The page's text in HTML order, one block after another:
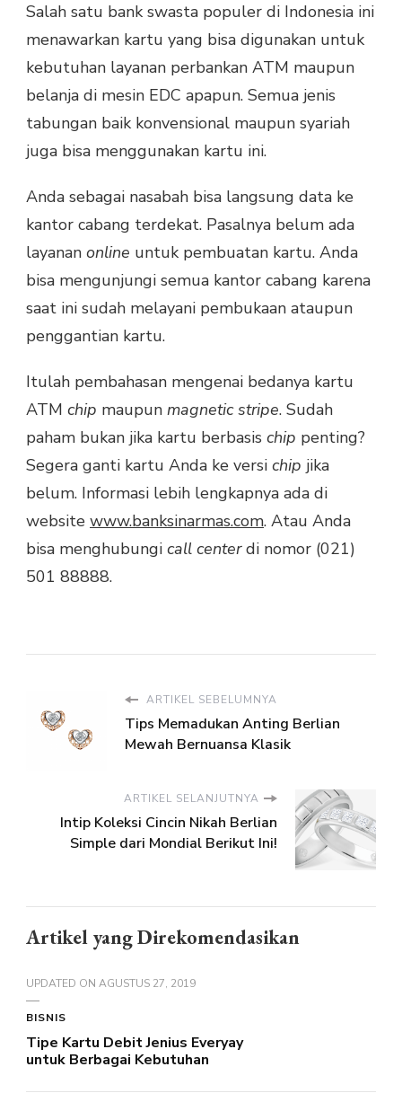
Salah satu bank swasta populer di Indonesia ini
menawarkan kartu yang bisa digunakan untuk
kebutuhan layanan perbankan ATM maupun
belanja di mesin EDC apapun. Semua jenis
tabungan baik konvensional maupun syariah
juga bisa menggunakan kartu ini.
Anda sebagai nasabah bisa langsung data ke
kantor cabang terdekat. Pasalnya belum ada
layanan online untuk pembuatan kartu. Anda
bisa mengunjungi semua kantor cabang karena
saat ini sudah melayani pembukaan ataupun
penggantian kartu.
Itulah pembahasan mengenai bedanya kartu
ATM chip maupun magnetic stripe. Sudah
paham bukan jika kartu berbasis chip penting?
Segera ganti kartu Anda ke versi chip jika
belum. Informasi lebih lengkapnya ada di
website www.banksinarmas.com. Atau Anda
bisa menghubungi call centerdi nomor (021)
501 88888.
ARTIKEL SEBELUMNYA
Tips Memadukan Anting Berlian
Mewah Bernuansa Klasik
ARTIKEL SELANJUTNYA
Intip Koleksi Cincin Nikah Berlian
Simple dari Mondial Berikut Ini!
Artikel yang Direkomendasikan
UPDATED ON AGUSTUS 27, 2019
BISNIS
Tipe Kartu Debit Jenius Everyay
untuk Berbagai Kebutuhan